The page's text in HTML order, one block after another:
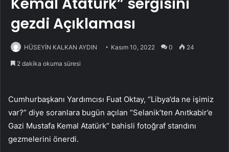
Kemal Atatürk” sergisini
gezdi Açıklaması
HÜSEYİN KALKAN AYDIN Kasım 10, 2022 0 24
2 dakika okuma süresi
Cumhurbaşkanı Yardımcısı Fuat Oktay, “Libya’da ne işimiz
var?” diye soranlara bugün açılan “Selanik’ten Anıtkabir’e
Gazi Mustafa Kemal Atatürk” bahisli fotoğraf standını
gezmelerini önerdi.